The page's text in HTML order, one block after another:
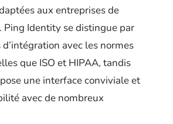
aux entreprises de
Ping Identity se distingue par
d’intégration avec les normes
que ISO et HIPAA, tandis
une interface conviviale et
avec de nombreux